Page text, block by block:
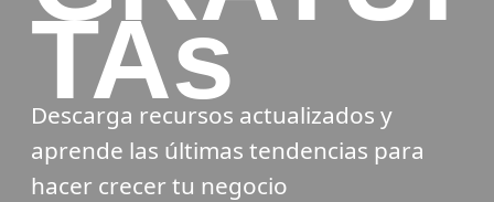
TAs
Descarga recursos actualizados y
aprende las últimas tendencias para
hacer crecer tu negocio